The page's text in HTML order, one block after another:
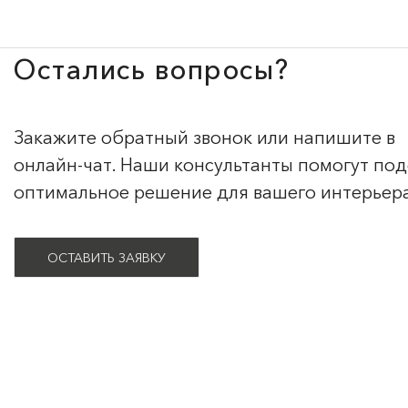
Остались вопросы?
Закажите обратный звонок или напишите в
онлайн-чат. Наши консультанты помогут
оптимальное решение для вашего
ОСТАВИТЬ ЗАЯВКУ